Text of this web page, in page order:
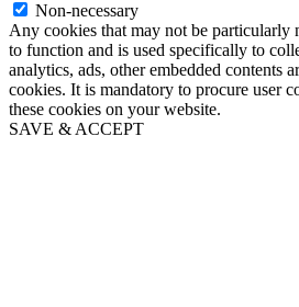
Non-necessary
Any cookies that may not be particularly
to function and is used specifically to
analytics, ads, other embedded contents
cookies. It is mandatory to procure user
these cookies on your website.
SAVE & ACCEPT